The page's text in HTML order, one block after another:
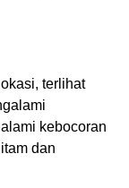
terlihat
kebocoran
dan